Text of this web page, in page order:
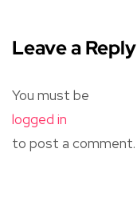
Leave a Reply
You must be
logged in
to post a comment.